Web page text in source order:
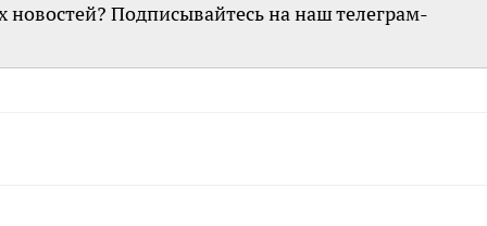
новостей? Подписывайтесь на наш телеграм-